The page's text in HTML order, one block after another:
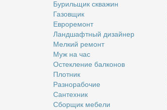
Бу­риль­щик сква­жин
Га­зов­щик
Ев­ро­ре­монт
Ланд­шафт­ный ди­зай­нер
Мел­кий ре­монт
Муж на час
Остек­ле­ние бал­ко­нов
Плот­ник
Раз­но­ра­бо­чие
Сан­тех­ник
Сбор­щик ме­бе­ли